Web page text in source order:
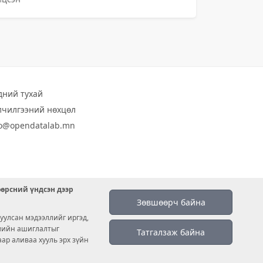
тухай
нөхцөл
Зөвшөөрч байна
Татгалзаж байна
үндсэн дээр
мэдээллийг иргэд,
ашиглалтыг
аливаа хууль эрх зүйн